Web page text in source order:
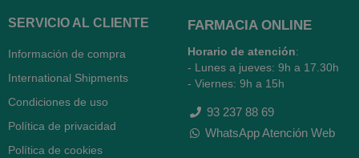
SERVICIO AL CLIENTE
Información de compra
International Shipments
Condiciones de uso
Política de privacidad
Política de cookies
FARMACIA ONLINE
Horario de atención:
- Lunes a jueves: 9h a 17.30h
- Viernes: 9h a 15h
93 237 88 69
WhatsApp Atención Web